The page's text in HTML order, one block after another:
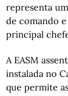
representa
de comando
principal
A EASM
instalada no
que permite